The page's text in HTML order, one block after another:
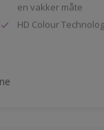
HD Colour Technology